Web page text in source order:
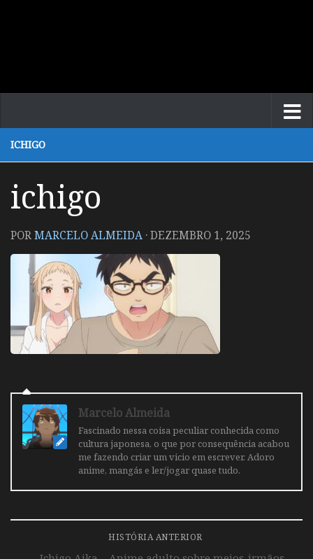
ICHIGO
ichigo
PORMARCELO ALMEIDA ·DEZEMBRO 1, 2025
Marcelo Almeida
Fascinado nessa coisa peculiar conhecida como
cultura japonesa, o que por consequência acabou
me fazendo criar um vicio em escrever. Adoro
anime, mangás e ler/jogar quase tudo.
HISTÓRIA ANTERIOR